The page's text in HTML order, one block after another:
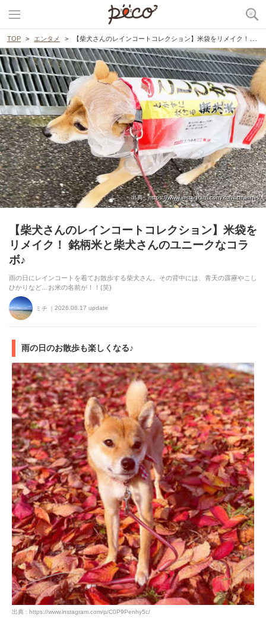
TOP エンタメ 【柴犬さんのレインコートコレクション】米袋をリメイク！ 銘柄米と柴犬さんのユニークなコラボ♪
出典 : https://www.instagram.com/kohachannel/
【柴犬さんのレインコートコレクション】米袋を
リメイク！ 銘柄米と柴犬さんのユニークなコラ
ボ♪
雨の日にレインコートを着てお散歩する柴犬さん。その背中には、青天の霹靂やこし
ひかりなど…お米の名前が！！(笑)
ミチ 2026.06.17 update
雨の日のお散歩も楽しくなる♪
出典 : https://www.instagram.com/p/C0P9Penhy5c/